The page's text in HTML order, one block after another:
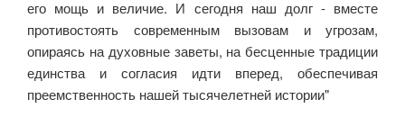
его мощь и величие. И сегодня наш долг - вместе
противостоять современным вызовам и угрозам,
опираясь на духовные заветы, на бесценные традиции
единства и согласия идти вперед, обеспечивая
преемственность нашей тысячелетней истории"